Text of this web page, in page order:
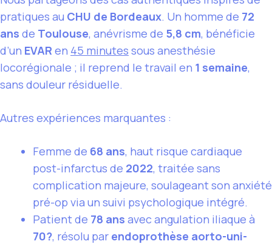
pratiques au CHU de Bordeaux. Un homme de 72
ans de Toulouse, anévrisme de 5,8 cm, bénéficie
d’un EVAR en 45 minutes sous anesthésie
locorégionale ; il reprend le travail en 1 semaine,
sans douleur résiduelle.
Autres expériences marquantes :
Femme de 68 ans, haut risque cardiaque
post-infarctus de 2022, traitée sans
complication majeure, soulageant son anxiété
pré-op via un suivi psychologique intégré.
Patient de 78 ans avec angulation iliaque à
70?, résolu par endoprothèse aorto-uni-